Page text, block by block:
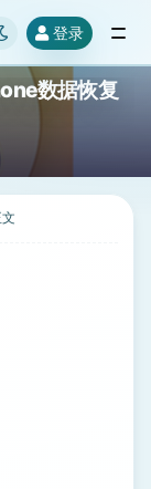
登录
数据恢复